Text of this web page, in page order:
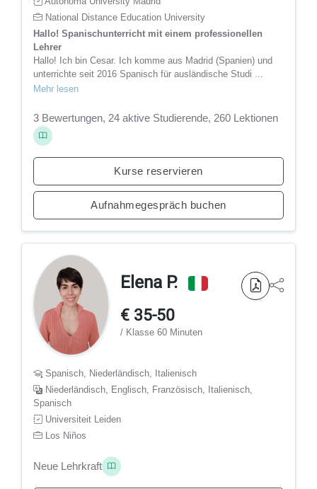
National Distance Education University
Hallo! Spanischunterricht mit einem professionellen
Lehrer
Hallo! Ich bin Cesar. Ich komme aus Madrid (Spanien) und
unterrichte seit 2016 Spanisch für ausländische Studi ...
Mehr lesen
3 Bewertungen, 24 aktive Studierende, 260 Lektionen
Kurse reservieren
Aufnahmegespräch buchen
Elena P.
€ 35-50
/ Klasse 60 Minuten
Spanisch, Niederländisch, Italienisch
Niederländisch, Englisch, Französisch, Italienisch,
Spanisch
Universiteit Leiden
Los Niños
Neue Lehrkraft